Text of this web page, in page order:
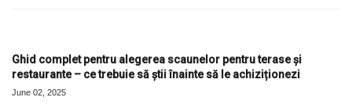
Ghid complet pentru alegerea scaunelor pentru terase și
restaurante – ce trebuie să știi înainte să le achiziționezi
June 02, 2025